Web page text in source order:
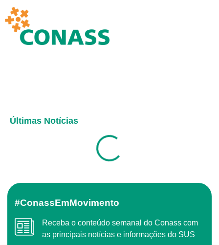
Últimas Notícias
#ConassEmMovimento
Receba o conteúdo semanal do Conass com
as principais notícias e informações do SUS